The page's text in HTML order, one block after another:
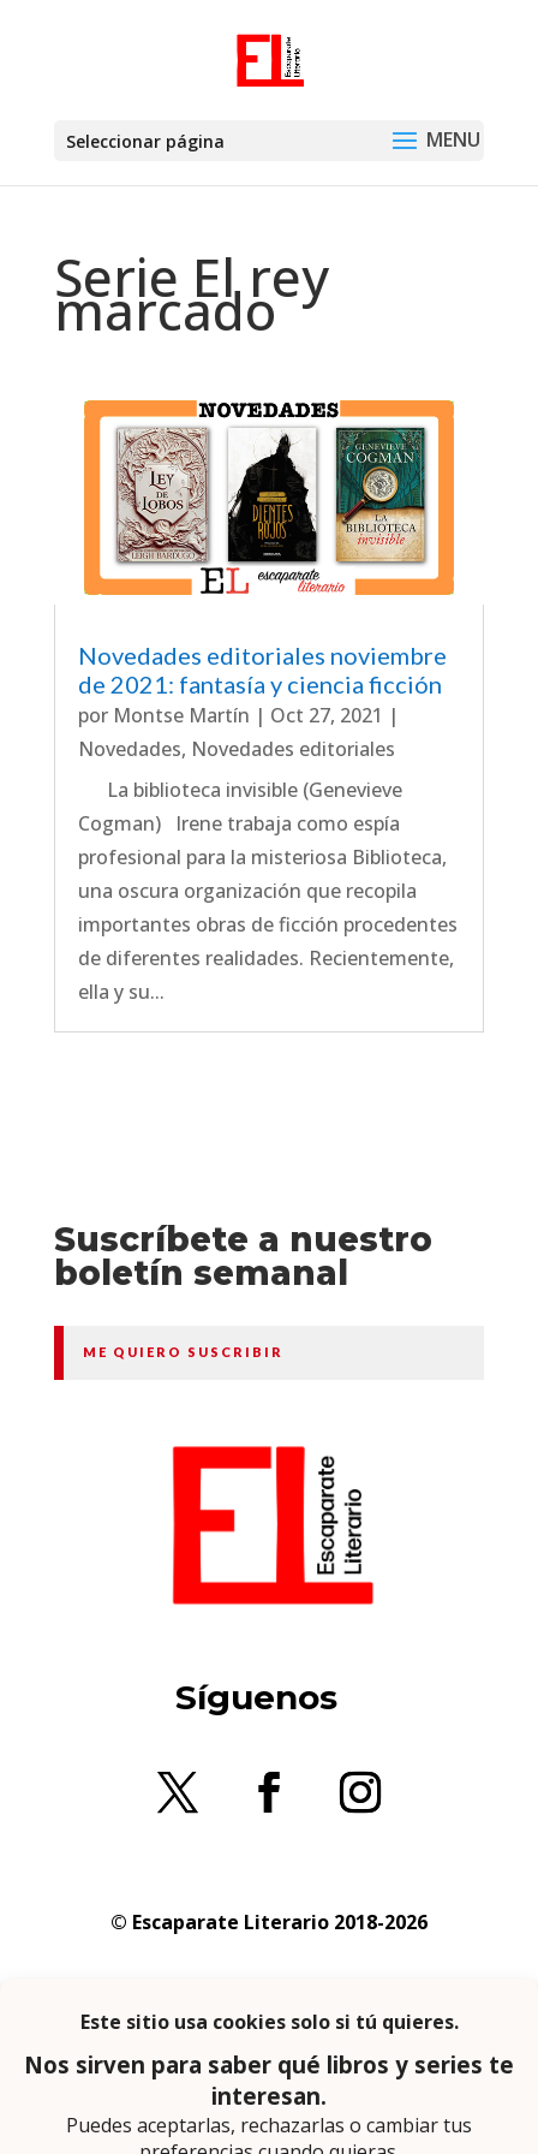
Seleccionar página
Serie El rey
marcado
Novedades editoriales noviembre
de 2021: fantasía y ciencia ficción
por Montse Martín | Oct 27, 2021 |
Novedades, Novedades editoriales
La biblioteca invisible (Genevieve
Cogman) Irene trabaja como espía
profesional para la misteriosa Biblioteca,
una oscura organización que recopila
importantes obras de ficción procedentes
de diferentes realidades. Recientemente,
ella y su...
Suscríbete a nuestro
boletín semanal
ME QUIERO SUSCRIBIR
Síguenos
© Escaparate Literario 2018-2026
privacidad
En calidad de afiliado de Amazon obtengo